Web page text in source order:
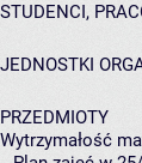
STUDENCI,
JEDNOSTKI
PRZEDMIOTY
Wytrzymałość